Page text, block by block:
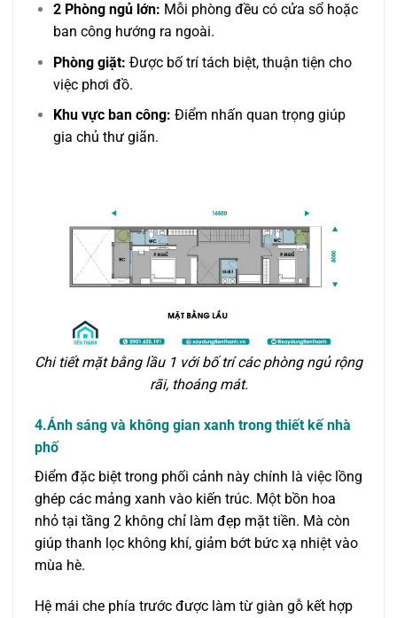
2 Phòng ngủ lớn: Mỗi phòng đều có cửa sổ hoặc
ban công hướng ra ngoài.
Phòng giặt: Được bố trí tách biệt, thuận tiện cho
việc phơi đồ.
Khu vực ban công: Điểm nhấn quan trọng giúp
gia chủ thư giãn.
Chi tiết mặt bằng lầu 1 với bố trí các phòng ngủ rộng
rãi, thoáng mát.
4.Ánh sáng và không gian xanh trong thiết kế nhà
phố
Điểm đặc biệt trong phối cảnh này chính là việc lồng
ghép các mảng xanh vào kiến trúc. Một bồn hoa
nhỏ tại tầng 2 không chỉ làm đẹp mặt tiền. Mà còn
giúp thanh lọc không khí, giảm bớt bức xạ nhiệt vào
mùa hè.
Hệ mái che phía trước được làm từ giàn gỗ kết hợp